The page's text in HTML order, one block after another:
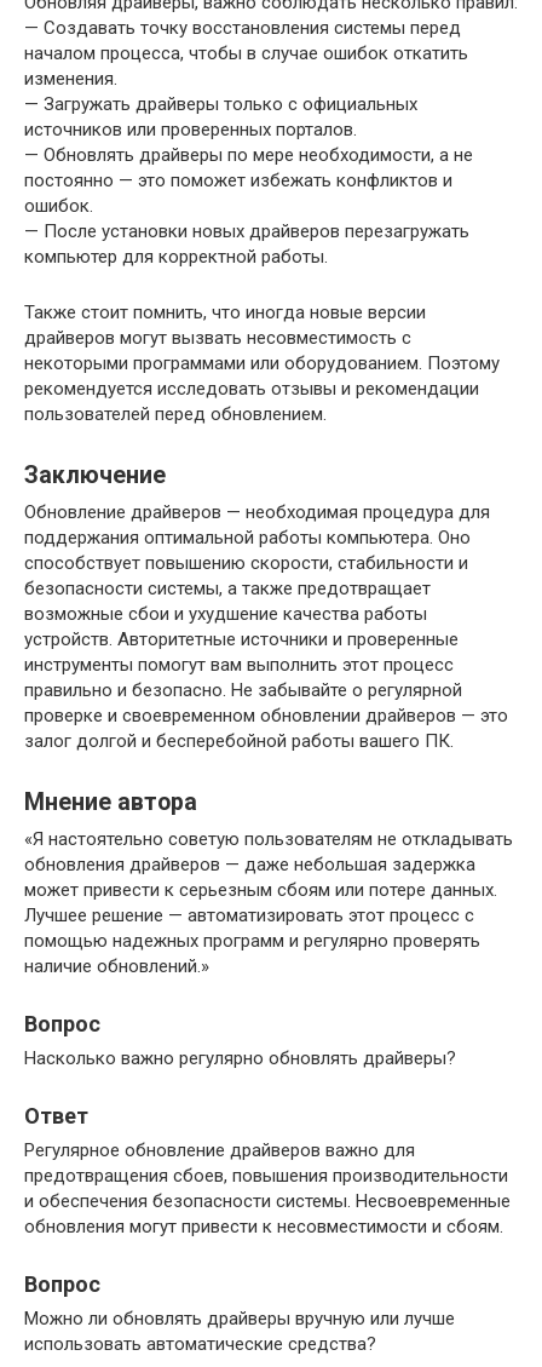
— Создавать точку восстановления системы перед
началом процесса, чтобы в случае ошибок откатить
изменения.
— Загружать драйверы только с официальных
источников или проверенных порталов.
— Обновлять драйверы по мере необходимости, а не
постоянно — это поможет избежать конфликтов и
ошибок.
— После установки новых драйверов перезагружать
компьютер для корректной работы.
Также стоит помнить, что иногда новые версии
драйверов могут вызвать несовместимость с
некоторыми программами или оборудованием. Поэтому
рекомендуется исследовать отзывы и рекомендации
пользователей перед обновлением.
Заключение
Обновление драйверов — необходимая процедура для
поддержания оптимальной работы компьютера. Оно
способствует повышению скорости, стабильности и
безопасности системы, а также предотвращает
возможные сбои и ухудшение качества работы
устройств. Авторитетные источники и проверенные
инструменты помогут вам выполнить этот процесс
правильно и безопасно. Не забывайте о регулярной
проверке и своевременном обновлении драйверов — это
залог долгой и бесперебойной работы вашего ПК.
Мнение автора
«Я настоятельно советую пользователям не откладывать
обновления драйверов — даже небольшая задержка
может привести к серьезным сбоям или потере данных.
Лучшее решение — автоматизировать этот процесс с
помощью надежных программ и регулярно проверять
наличие обновлений.»
Вопрос
Насколько важно регулярно обновлять драйверы?
Ответ
Регулярное обновление драйверов важно для
предотвращения сбоев, повышения производительности
и обеспечения безопасности системы. Несвоевременные
обновления могут привести к несовместимости и сбоям.
Вопрос
Можно ли обновлять драйверы вручную или лучше
использовать автоматические средства?